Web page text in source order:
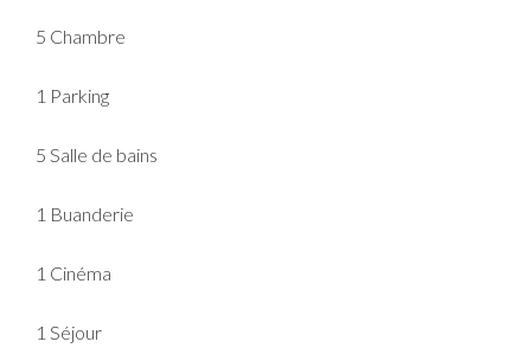
5 Chambre
1 Parking
5 Salle de bains
1 Buanderie
1 Cinéma
1 Séjour